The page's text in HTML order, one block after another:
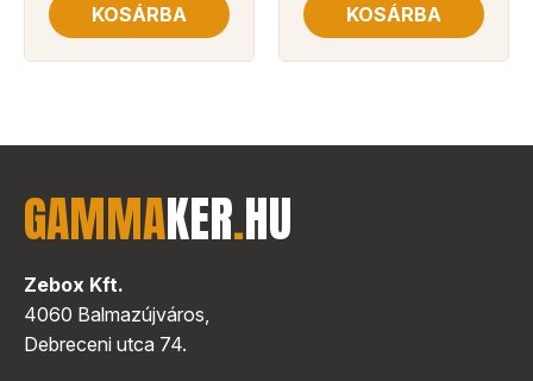
KOSÁRBA KOSÁRBA
GAMMAKER.HU
Zebox Kft.
4060 Balmazújváros,
Debreceni utca 74.